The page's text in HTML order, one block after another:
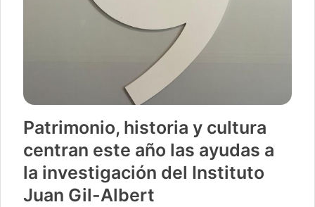
Patrimonio, historia y cultura
centran este año las ayudas a
la investigación del Instituto
Juan Gil-Albert